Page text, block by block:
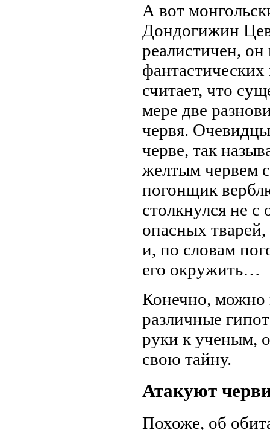
А вот
Дондогижин
реалистичен, он
считает, что
мере две
червя.
черве, так
желтым червем
погонщик
столкнулся не
опасных
и, по словам
его окружить…
Конечно, можно
различные
руки к ученым,
свою тайну.
Атакуют
Похоже, об